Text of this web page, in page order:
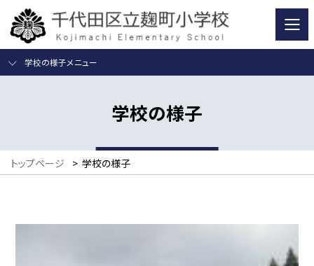
学校の様子メニュー
学校の様子
トップページ > 学校の様子